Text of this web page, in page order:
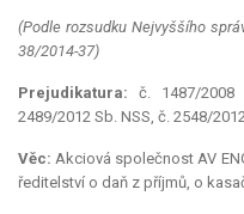
(Podle rozsudku Nejvyššího
38/2014-37)
Prejudikatura: č. 1487/2008
2489/2012 Sb. NSS, č. 2548/
Věc: Akciová společnost AV
ředitelství o daň z příjmů, o